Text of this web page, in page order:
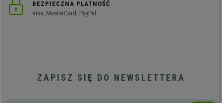
BEZPIECZNA PŁATNOŚĆ
Visa, MasterCard, PayPal
ZAPISZ SIĘ DO NEWSLETTERA